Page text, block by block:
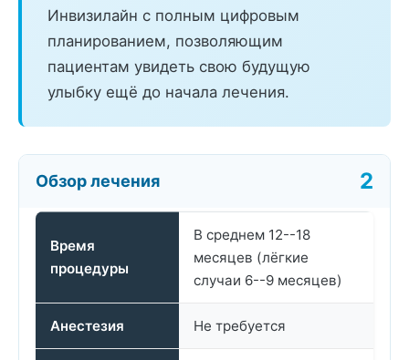
Инвизилайн с полным цифровым
планированием, позволяющим
пациентам увидеть свою будущую
улыбку ещё до начала лечения.
Обзор лечения
Время
процедуры
В среднем 12--18
месяцев (лёгкие
случаи 6--9 месяцев)
Анестезия Не требуется